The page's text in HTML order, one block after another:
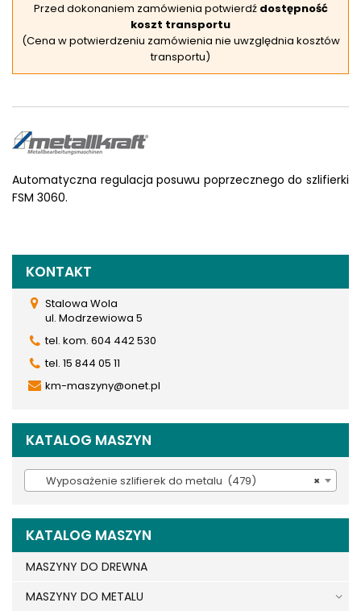
Przed dokonaniem zamówienia potwierdź dostępność
koszt transportu
(Cena w potwierdzeniu zamówienia nie uwzględnia kosztów
transportu)
Automatyczna regulacja posuwu poprzecznego do szlifierki
FSM 3060.
KONTAKT
Stalowa Wola
ul. Modrzewiowa 5
tel. kom. 604 442 530
tel. 15 844 05 11
km-maszyny@onet.pl
KATALOG MASZYN
×
Wyposażenie szlifierek do metalu (479)
KATALOG MASZYN
MASZYNY DO DREWNA
MASZYNY DO METALU